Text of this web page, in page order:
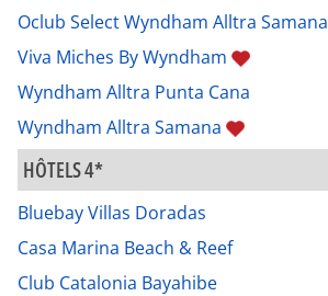
Oclub Select Wyndham Alltra Samana
Viva Miches By Wyndham
Wyndham Alltra Punta Cana
Wyndham Alltra Samana
HÔTELS 4*
Bluebay Villas Doradas
Casa Marina Beach & Reef
Club Catalonia Bayahibe